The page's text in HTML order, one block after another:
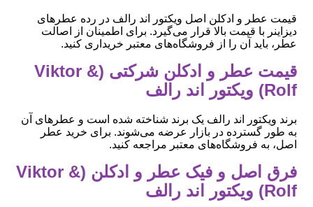
قیمت عطر و ادکلن اصل ویکتور اند رالف در رده عطرهای
دیزاینر با قیمت بالا قرار می‌گیرد. برای اطمینان از اصالت
عطر، باید آن را از فروشگاه‌های معتبر خریداری کنید.
قیمت عطر و ادکلن شرکتی (Viktor &
Rolf) ویکتور اند رالف
برند ویکتور اند رالف یک برند شناخته شده است و عطرهای آن
به طور گسترده در بازار عرضه می‌شوند. برای خرید عطر
اصل، به فروشگاه‌های معتبر مراجعه کنید.
فرق اصل و فیک عطر و ادکلن (Viktor &
Rolf) ویکتور اند رالف